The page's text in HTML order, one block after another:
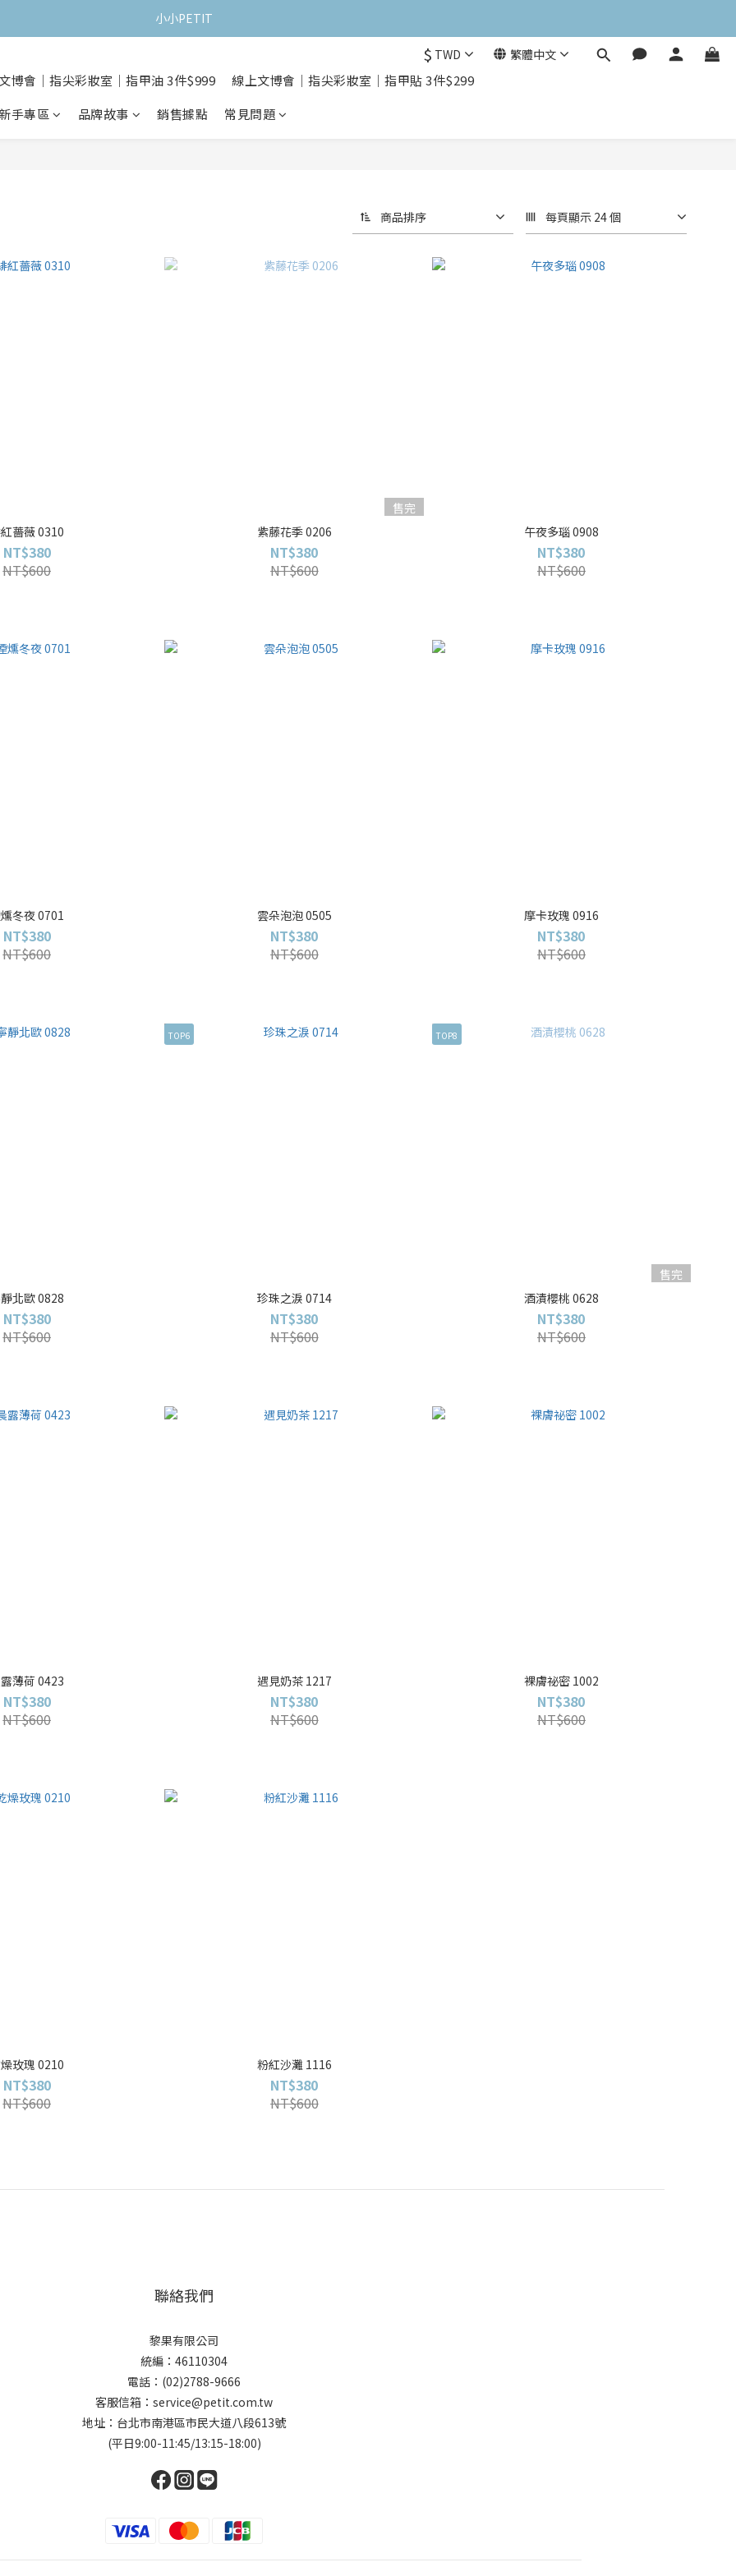
小小PETIT
$ TWD 繁體中文
博會｜指尖彩妝室｜指甲油 3件$999
線上文博會｜指尖彩妝室｜指甲貼 3件$299
手專區
品牌故事 銷售據點 常見問題
商品排序 每頁顯示 24 個
薔薇 0310
NT$380
NT$600
售完
紫藤花季 0206
NT$380
NT$600
午夜多瑙 0908
NT$380
NT$600
冬夜 0701
NT$380
NT$600
雲朵泡泡 0505
NT$380
NT$600
摩卡玫瑰 0916
NT$380
NT$600
北歐 0828
NT$380
NT$600
TOP6
珍珠之淚 0714
NT$380
NT$600
TOP8
售完
酒漬櫻桃 0628
NT$380
NT$600
薄荷 0423
NT$380
NT$600
遇見奶茶 1217
NT$380
NT$600
裸膚祕密 1002
NT$380
NT$600
玫瑰 0210
NT$380
NT$600
粉紅沙灘 1116
NT$380
NT$600
聯絡我們
黎果有限公司
統編：46110304
電話：(02)2788-9666
客服信箱：service@petit.com.tw
地址：台北市南港區市民大道八段613號
(平日9:00-11:45/13:15-18:00)